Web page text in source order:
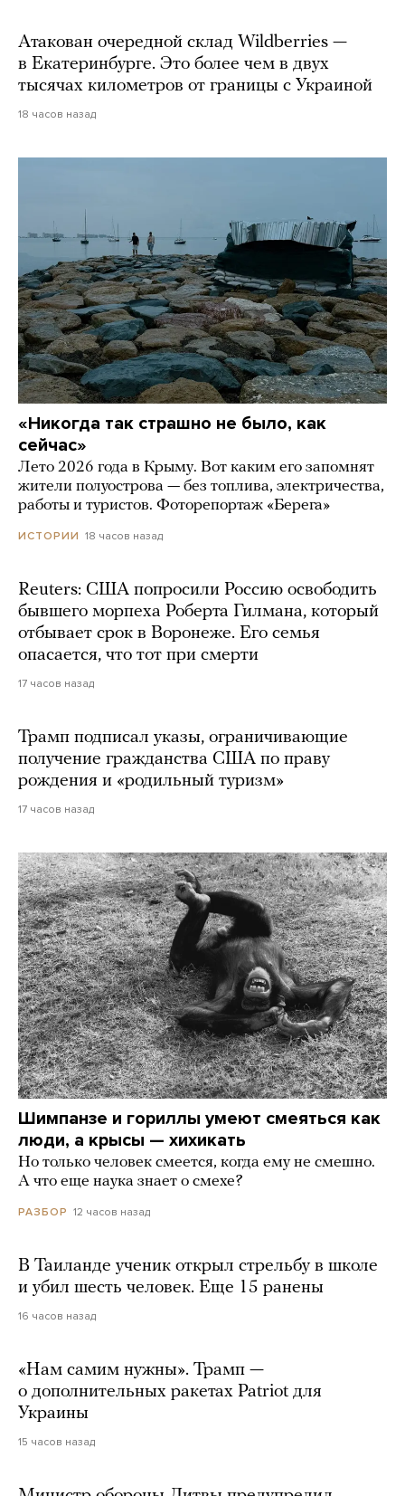
Атакован очередной склад Wildberries —
в Екатеринбурге. Это более чем в двух
тысячах километров от границы с Украиной
18 часов назад
«Никогда так страшно не было, как
сейчас»
Лето 2026 года в Крыму. Вот каким его запомнят
жители полуострова — без топлива, электричества,
работы и туристов. Фоторепортаж «Берега»
ИСТОРИИ 18 часов назад
Reuters: США попросили Россию освободить
бывшего морпеха Роберта Гилмана, который
отбывает срок в Воронеже. Его семья
опасается, что тот при смерти
17 часов назад
Трамп подписал указы, ограничивающие
получение гражданства США по праву
рождения и «родильный туризм»
17 часов назад
Шимпанзе и гориллы умеют смеяться как
люди, а крысы — хихикать
Но только человек смеется, когда ему не смешно.
А что еще наука знает о смехе?
РАЗБОР 12 часов назад
В Таиланде ученик открыл стрельбу в школе
и убил шесть человек. Еще 15 ранены
16 часов назад
«Нам самим нужны». Трамп —
о дополнительных ракетах Patriot для
Украины
15 часов назад